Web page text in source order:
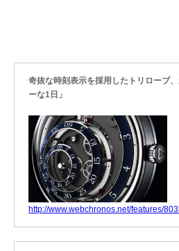
奇抜な時刻表示を採用したトリローブ
ーな1日」
http://www.webchronos.net/features/